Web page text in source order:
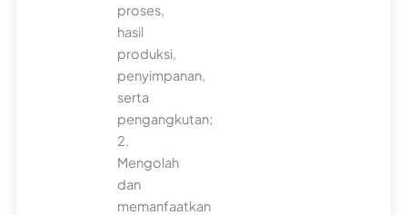
proses,
hasil
produksi,
penyimpanan,
serta
pengangkutan;
2.
Mengolah
dan
memanfaatkan